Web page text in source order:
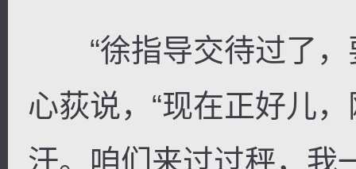
“徐指导交待过了，
心荻说，“现在正好儿
汗。咱们来过过秤，我